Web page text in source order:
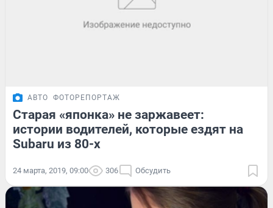
АВТО ФОТОРЕПОРТАЖ
Старая «японка» не заржавеет:
истории водителей, которые ездят на
Subaru из 80-х
24 марта, 2019, 09:00 306 Обсудить